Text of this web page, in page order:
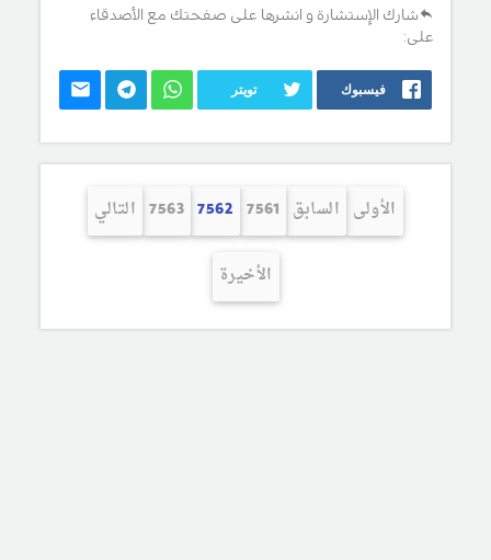
شارك الإستشارة و انشرها على صفحتك مع الأصدقاء
على:
فيسبوك تويتر
الأولى السابق 7561
7562
7563 التالي
الأخيرة